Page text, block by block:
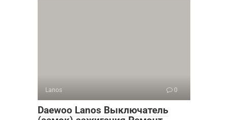
Lanos 0
Daewoo Lanos Выключатель